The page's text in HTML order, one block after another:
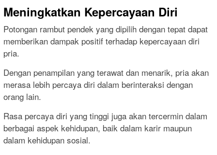
Meningkatkan Kepercayaan Diri
Potongan rambut pendek yang dipilih dengan tepat dapat
memberikan dampak positif terhadap kepercayaan diri
pria.
Dengan penampilan yang terawat dan menarik, pria akan
merasa lebih percaya diri dalam berinteraksi dengan
orang lain.
Rasa percaya diri yang tinggi juga akan tercermin dalam
berbagai aspek kehidupan, baik dalam karir maupun
dalam kehidupan sosial.